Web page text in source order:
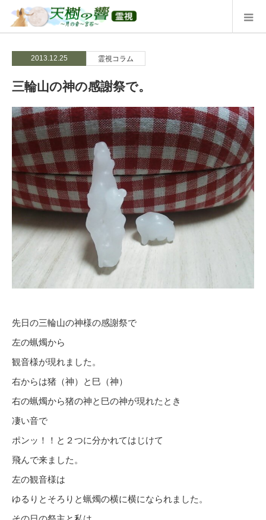
2013.12.25 霊視コラム
三輪山の神の感謝祭で。
先日の三輪山の神様の感謝祭で
左の蝋燭から
観音様が現れました。
右からは猪（神）と巳（神）
右の蝋燭から猪の神と巳の神が現れたとき
凄い音で
ポンッ！！と２つに分かれてはじけて
飛んで来ました。
左の観音様は
ゆるりとそろりと蝋燭の横に横になられました。